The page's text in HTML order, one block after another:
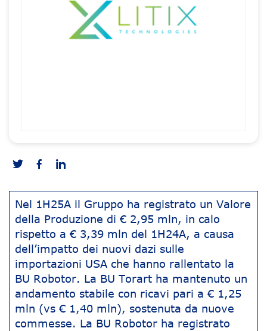
Nel 1H25A il Gruppo ha registrato un Valore
della Produzione di € 2,95 mln, in calo
rispetto a € 3,39 mln del 1H24A, a causa
dell’impatto dei nuovi dazi sulle
importazioni USA che hanno rallentato la
BU Robotor. La BU Torart ha mantenuto un
andamento stabile con ricavi pari a € 1,25
mln (vs € 1,40 mln), sostenuta da nuove
commesse. La BU Robotor ha registrato